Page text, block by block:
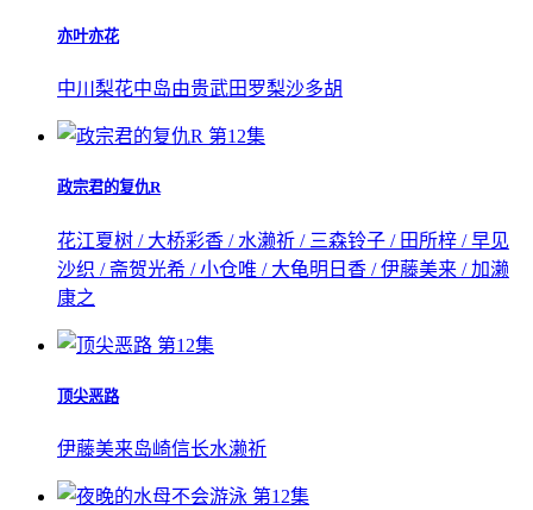
亦叶亦花
中川梨花中岛由贵武田罗梨沙多胡
第12集
政宗君的复仇R
花江夏树 / 大桥彩香 / 水濑祈 / 三森铃子 / 田所梓 / 早见
沙织 / 斋贺光希 / 小仓唯 / 大龟明日香 / 伊藤美来 / 加濑
康之
第12集
顶尖恶路
伊藤美来岛崎信长水濑祈
第12集